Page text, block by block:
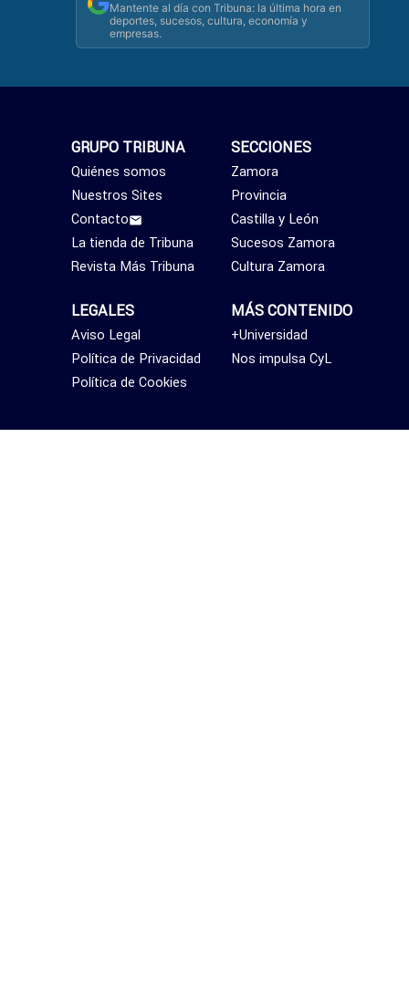
Mantente al día con Tribuna: la última hora en
deportes, sucesos, cultura, economía y
empresas.
SECCIONES
Zamora
Provincia
Castilla y León
Sucesos Zamora
Cultura Zamora
MÁS CONTENIDO
+Universidad
Nos impulsa CyL
GRUPO TRIBUNA
Quiénes somos
Nuestros Sites
Contacto
La tienda de Tribuna
Revista Más Tribuna
LEGALES
Aviso Legal
Política de Privacidad
Política de Cookies